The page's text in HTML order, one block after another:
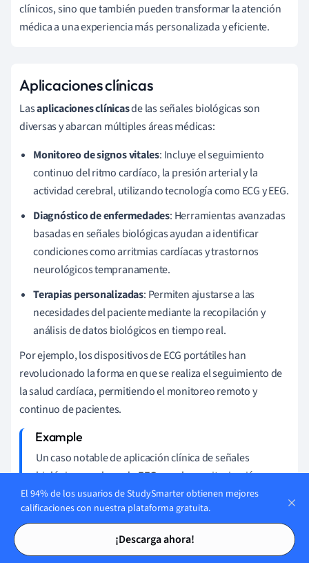
Tarjetas de estudio
Tarjetas de estudio
clínicos, sino que también pueden transformar la atención
médica a una experiencia más personalizada y eficiente.
Aplicaciones clínicas
Lasaplicaciones clínicasde las señales biológicas son
diversas y abarcan múltiples áreas médicas:
Monitoreo de signos vitales: Incluye el seguimiento
continuo del ritmo cardíaco, la presión arterial y la
actividad cerebral, utilizando tecnología como ECG y EEG.
Diagnóstico de enfermedades: Herramientas avanzadas
basadas en señales biológicas ayudan a identificar
condiciones como arritmias cardíacas y trastornos
neurológicos tempranamente.
Terapias personalizadas: Permiten ajustarse a las
necesidades del paciente mediante la recopilación y
análisis de datos biológicos en tiempo real.
Por ejemplo, los dispositivos de ECG portátiles han
revolucionado la forma en que se realiza el seguimiento de
la salud cardíaca, permitiendo el monitoreo remoto y
continuo de pacientes.
Un caso notable de aplicación clínica de señales
biológicas es el uso deEEGpara la monitorización y
tratamiento de la epilepsia. Mediante el análisis de
frecuencia de las señales EEG, los médicos pueden
convulsión, representados matemáticamente como:
El 94% de los usuarios de StudySmarter obtienen mejores
calificaciones con nuestra plataforma gratuita.
¡Descarga ahora!